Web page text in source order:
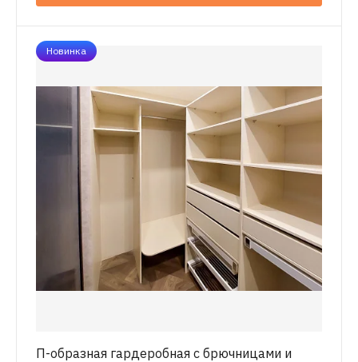
Новинка
П-образная гардеробная с брючницами и